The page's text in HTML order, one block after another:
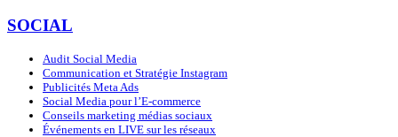
SOCIAL
Audit Social Media
Communication et Stratégie Instagram
Publicités Meta Ads
Social Media pour l’E-commerce
Conseils marketing médias sociaux
Événements en LIVE sur les réseaux